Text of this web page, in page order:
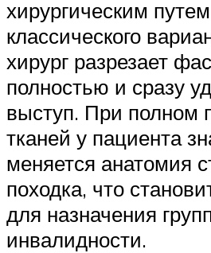
хирургическим
классического
хирург разрезает
полностью и сразу
выступ. При полном
тканей у пациента
меняется анатомия
походка, что
для назначения
инвалидности.